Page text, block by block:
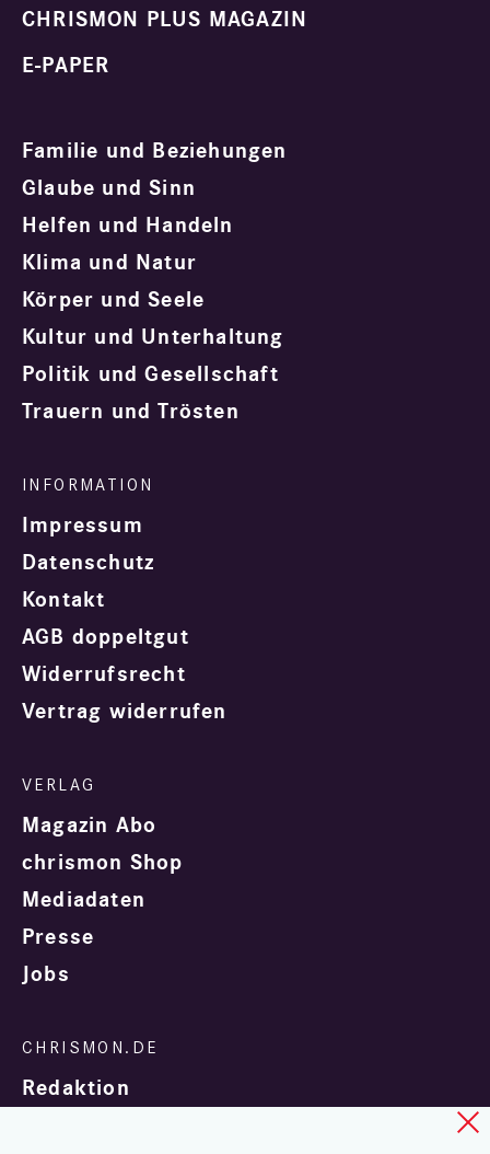
CHRISMON PLUS MAGAZIN
E-PAPER
Familie und Beziehungen
Glaube und Sinn
Helfen und Handeln
Klima und Natur
Körper und Seele
Kultur und Unterhaltung
Politik und Gesellschaft
Trauern und Trösten
Impressum
Datenschutz
Kontakt
AGB doppeltgut
Widerrufsrecht
Vertrag widerrufen
Magazin Abo
chrismon Shop
Mediadaten
Presse
Jobs
Redaktion